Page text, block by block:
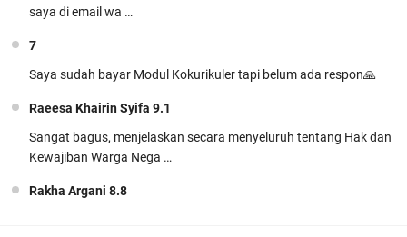
Cinta (KBC) Lengkap Siap Pakai
saya di email wa …
7
Saya sudah bayar Modul Kokurikuler tapi belum ada respon🙏
Raeesa Khairin Syifa 9.1
Sangat bagus, menjelaskan secara menyeluruh tentang Hak dan
Kewajiban Warga Nega …
Rakha Argani 8.8